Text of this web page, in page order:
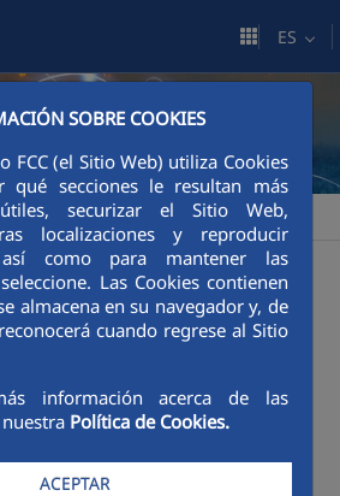
SOBRE COOKIES
FCC (el Sitio Web) utiliza Cookies
qué secciones le resultan más
securizar el Sitio Web,
localizaciones y reproducir
como para mantener las
Las Cookies contienen
almacena en su navegador y, de
cuando regrese al Sitio
información acerca de las
Política de Cookies.
ACEPTAR
ES
>Actualidad
noticias